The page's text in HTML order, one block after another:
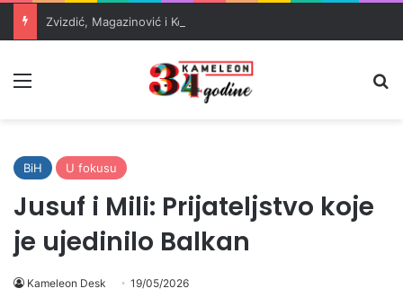
BiH U fokusu
Jusuf i Mili: Prijateljstvo koje
je ujedinilo Balkan
Kameleon Desk 19/05/2026